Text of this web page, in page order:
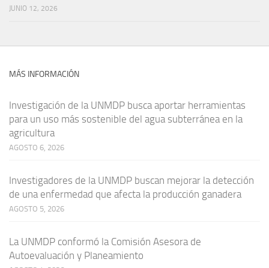
JUNIO 12, 2026
MÁS INFORMACIÓN
Investigación de la UNMDP busca aportar herramientas
para un uso más sostenible del agua subterránea en la
agricultura
AGOSTO 6, 2026
Investigadores de la UNMDP buscan mejorar la detección
de una enfermedad que afecta la producción ganadera
AGOSTO 5, 2026
La UNMDP conformó la Comisión Asesora de
Autoevaluación y Planeamiento